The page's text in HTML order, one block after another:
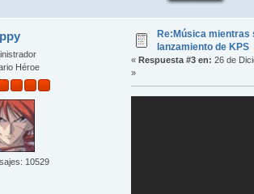
Héroe
10529
Re:Música mientras
lanzamiento de KPS
« Respuesta #3 en: 26 de
»